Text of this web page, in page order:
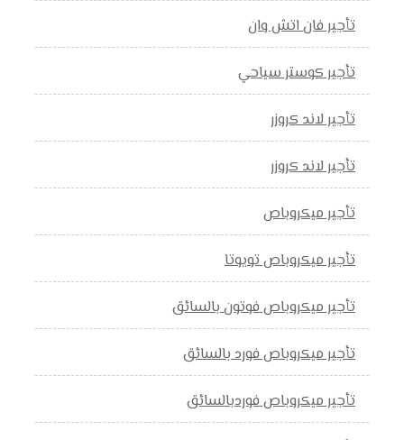
تأجير فان اتش وان
تأجير كوستر سياحي
تأجير لاند كروزر
تأجير لاند كروزر
تأجير ميكروباص
تأجير ميكروباص تويوتا
تأجير ميكروباص فوتون بالسائق
تأجير ميكروباص فورد بالسائق
تأجير ميكروباص فوردبالسائق